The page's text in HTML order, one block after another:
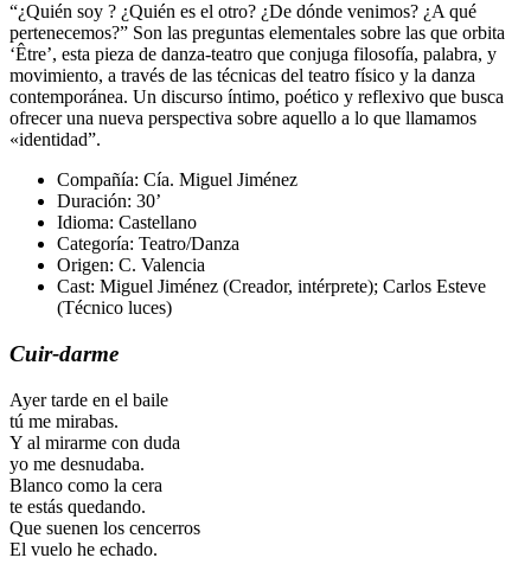
“¿Quién soy ? ¿Quién es el otro? ¿De dónde venimos? ¿A qué
pertenecemos?” Son las preguntas elementales sobre las que orbita
‘Être’, esta pieza de danza-teatro que conjuga filosofía, palabra, y
movimiento, a través de las técnicas del teatro físico y la danza
contemporánea. Un discurso íntimo, poético y reflexivo que busca
ofrecer una nueva perspectiva sobre aquello a lo que llamamos
«identidad”.
Compañía: Cía. Miguel Jiménez
Duración: 30’
Idioma: Castellano
Categoría: Teatro/Danza
Origen: C. Valencia
Cast: Miguel Jiménez (Creador, intérprete); Carlos Esteve
(Técnico luces)
Cuir-darme
Ayer tarde en el baile
tú me mirabas.
Y al mirarme con duda
yo me desnudaba.
Blanco como la cera
te estás quedando.
Que suenen los cencerros
El vuelo he echado.